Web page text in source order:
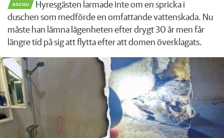
BÅSTAD
Hyresgästen larmade inte om en spricka i
duschen som medförde en omfattande vattenskada. Nu
måste han lämna lägenheten efter drygt 30 år men får
längre tid på sig att flytta efter att domen överklagats.